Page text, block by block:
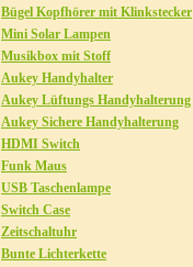
Bügel Kopfhörer mit Klinkstecker
Mini Solar Lampen
Musikbox mit Stoff
Aukey Handyhalter
Aukey Lüftungs Handyhalterung
Aukey Sichere Handyhalterung
HDMI Switch
Funk Maus
USB Taschenlampe
Switch Case
Zeitschaltuhr
Bunte Lichterkette